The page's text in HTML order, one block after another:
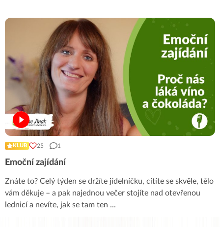
KLUB 25 1
Emoční zajídání
Znáte to? Celý týden se držíte jídelníčku, cítíte se skvěle, tělo
vám děkuje – a pak najednou večer stojíte nad otevřenou
lednicí a nevíte, jak se tam ten ...